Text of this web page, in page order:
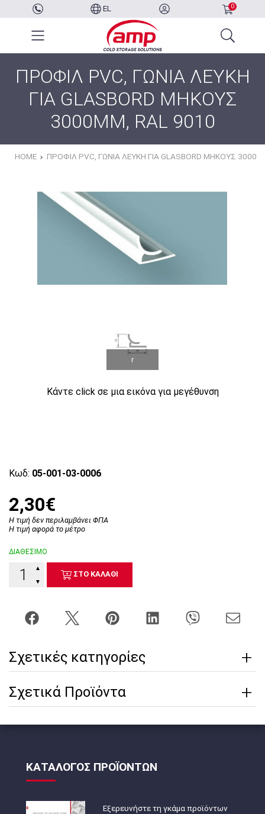
EL 0
ΠΡΟΦΙΛ PVC, ΓΩΝΙΑ ΛΕΥΚΗ
ΓΙΑ GLASBORD ΜΗΚΟΥΣ
3000MM, RAL 9010
HOME ΠΡΟΦΙΛ PVC, ΓΩΝΙΑ ΛΕΥΚΗ ΓΙΑ GLASBORD ΜΗΚΟΥΣ
r
Κάντε click σε μια εικόνα για μεγέθυνση
Κωδ: 05-001-03-0006
2,30€
Η τιμή δεν περιλαμβάνει ΦΠΑ
Η τιμή αφορά το μέτρο
ΔΙΑΘΕΣΙΜΟ
▼
▲
ΣΤΟ ΚΑΛΑΘΙ
Σχετικές κατηγορίες
Σχετικά Προϊόντα
ΚΑΤΑΛΟΓΟΣ ΠΡΟΪΟΝΤΩΝ
Εξερευνήστε τη γκάμα προϊόντων